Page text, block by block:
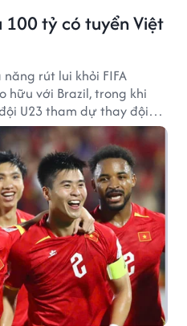
100 tỷ có tuyển Việt
rút lui khỏi FIFA
hữu với Brazil, trong khi
U23 tham dự thay đội